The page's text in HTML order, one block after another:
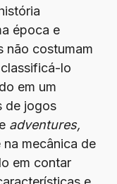
época e
não costumam
lo
em um
de jogos
adventures,
mecânica de
em contar